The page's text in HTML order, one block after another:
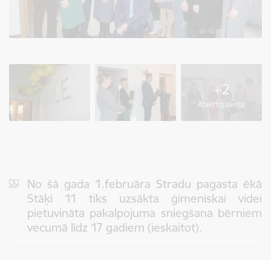
+2
Atvērt galeriju
No šā gada 1.februāra Stradu pagasta ēkā
Stāķi 11 tiks uzsākta ģimeniskai videi
pietuvināta pakalpojuma sniegšana bērniem
vecumā līdz 17 gadiem (ieskaitot).